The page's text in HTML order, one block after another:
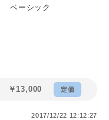
ベーシック
￥13,000 定価
2017/12/22 12:12:27